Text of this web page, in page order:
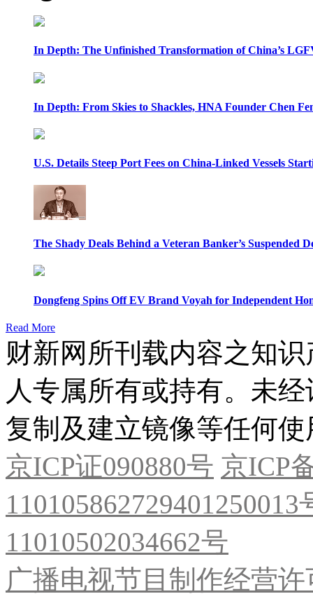
In Depth: The Unfinished Transformation of China’s
In Depth: From Skies to Shackles, HNA Founder Chen
U.S. Details Steep Port Fees on China-Linked Vessels
The Shady Deals Behind a Veteran Banker’s Suspended
Dongfeng Spins Off EV Brand Voyah for Independent
Read More
财新网所刊载内容之知
人专属所有或持有。未
复制及建立镜像等任何使
京ICP证090880号 京ICP
11010502034662号
广播电视节目制作经营